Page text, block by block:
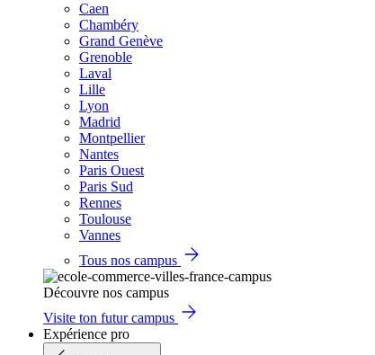
Caen
Chambéry
Grand Genève
Grenoble
Laval
Lille
Lyon
Madrid
Montpellier
Nantes
Paris Ouest
Paris Sud
Rennes
Toulouse
Vannes
Tous nos campus
Découvre nos campus
Visite ton futur campus
Expérience pro